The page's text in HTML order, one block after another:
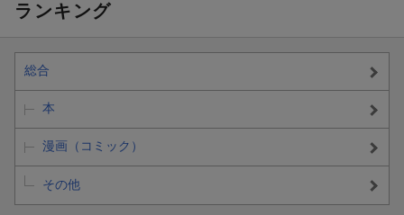
ランキング
総合
本
漫画（コミック）
その他